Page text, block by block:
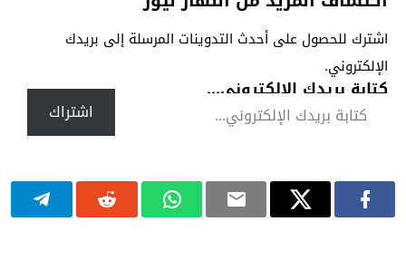
اشترك للحصول على أحدث التدوينات المرسلة إلى بريدك
الإلكتروني.
كتابة بريدك الإلكتروني...
اشتراك